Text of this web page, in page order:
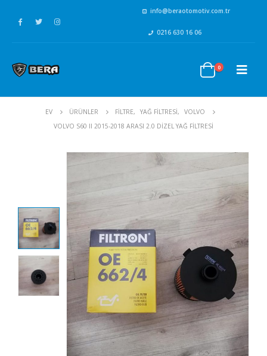
info@beraotomotiv.com.tr
0216 630 16 06
0
EV ÜRÜNLER FİLTRE, YAĞ FİLTRESİ,
VOLVO
VOLVO S60 II 2015-2018 ARASI 2.0 DIZEL YAĞ FILTRESI